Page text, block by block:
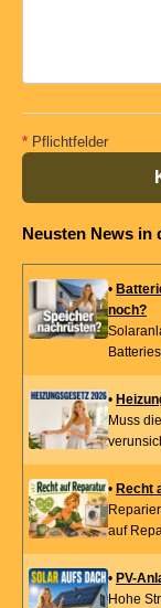
* Pflichtfelder
Neusten News in
•
noch?
•
Muss
• Recht
auf
• PV-
Hohe